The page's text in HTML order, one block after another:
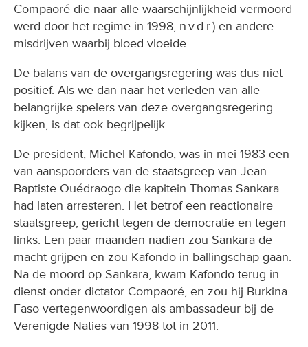
Compaoré die naar alle waarschijnlijkheid vermoord
werd door het regime in 1998, n.v.d.r.) en andere
misdrijven waarbij bloed vloeide.
De balans van de overgangsregering was dus niet
positief. Als we dan naar het verleden van alle
belangrijke spelers van deze overgangsregering
kijken, is dat ook begrijpelijk.
De president, Michel Kafondo, was in mei 1983 een
van aanspoorders van de staatsgreep van Jean-
Baptiste Ouédraogo die kapitein Thomas Sankara
had laten arresteren. Het betrof een reactionaire
staatsgreep, gericht tegen de democratie en tegen
links. Een paar maanden nadien zou Sankara de
macht grijpen en zou Kafondo in ballingschap gaan.
Na de moord op Sankara, kwam Kafondo terug in
dienst onder dictator Compaoré, en zou hij Burkina
Faso vertegenwoordigen als ambassadeur bij de
Verenigde Naties van 1998 tot in 2011.